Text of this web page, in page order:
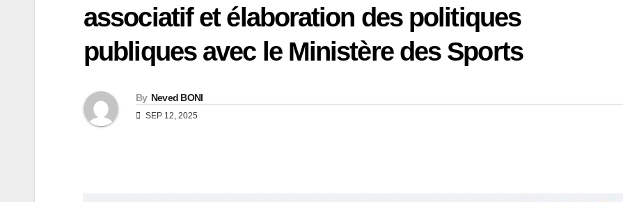
associatif et élaboration des politiques
publiques avec le Ministère des Sports
By Neved BONI
SEP 12, 2025